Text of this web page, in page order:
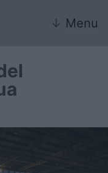
↓ Menu